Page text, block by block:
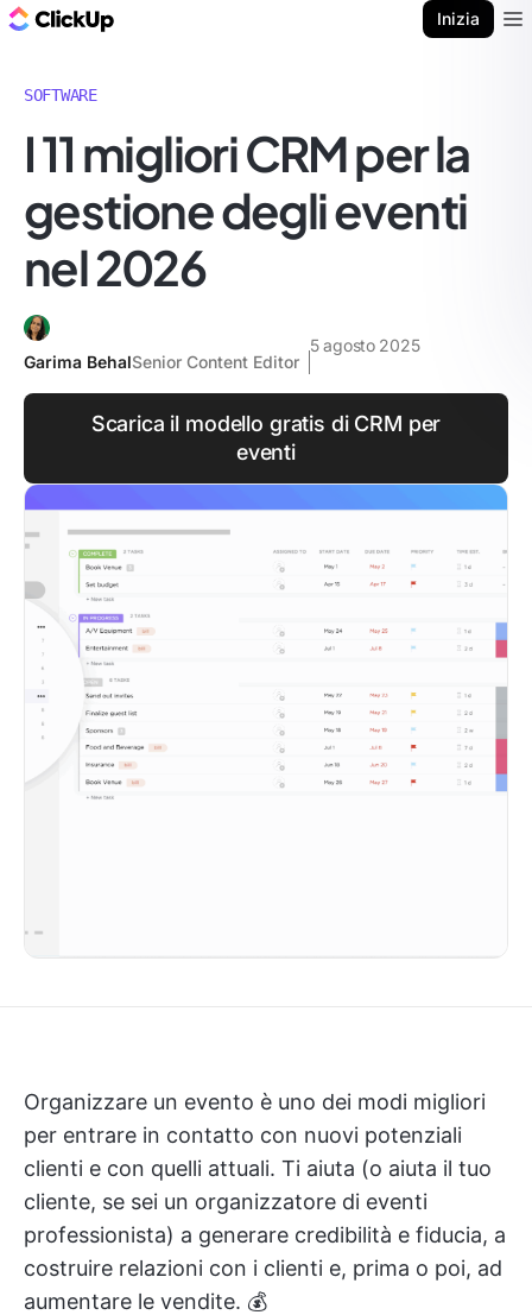
Inizia
SOFTWARE
I 11 migliori CRM per la
gestione degli eventi
nel 2026
Garima BehalSenior Content Editor
5 agosto 2025
Scarica il modello gratis di CRM per
eventi
Organizzare un evento è uno dei modi migliori
per entrare in contatto con nuovi potenziali
clienti e con quelli attuali. Ti aiuta (o aiuta il tuo
cliente, se sei un organizzatore di eventi
professionista) a generare credibilità e fiducia, a
costruire relazioni con i clienti e, prima o poi, ad
aumentare le vendite. 💰